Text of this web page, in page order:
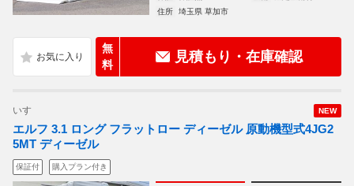
住所
埼玉県 草加市
無
料
見積もり・在庫確認
NEW
いすゞ
エルフ 3.1 ロング フラットロー ディーゼル 原動機型式4JG2
5MT ディーゼル
保証付 購入プラン付き